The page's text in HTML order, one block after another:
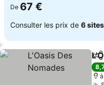
De 67 €
Consulter les prix de 6 sites